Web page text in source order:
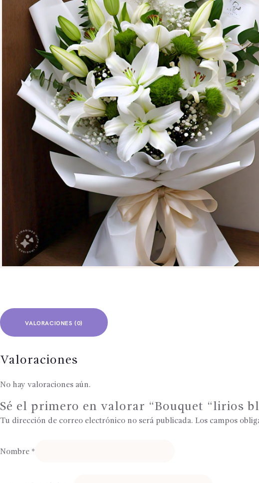
BLOG
GALERÍA
CONTÁCTENOS
VALORACIONES (0)
Valoraciones
No hay valoraciones aún.
Sé el primero en valorar “Bouquet “lirios
Tu dirección de correo electrónico no será publicada. Los campos
Nombre *